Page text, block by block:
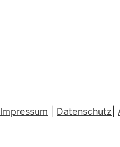
Impressum Datenschutz